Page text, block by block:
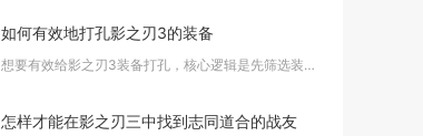
如何有效地打孔影之刃3的装备
想要有效给影之刃3装备打孔，核心逻辑是先筛选装备胚子、区分孔...
怎样才能在影之刃三中找到志同道合的战友